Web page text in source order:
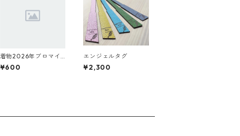
着物2026年ブロマイ
ドセット
¥600
エンジェルタグ
¥2,300